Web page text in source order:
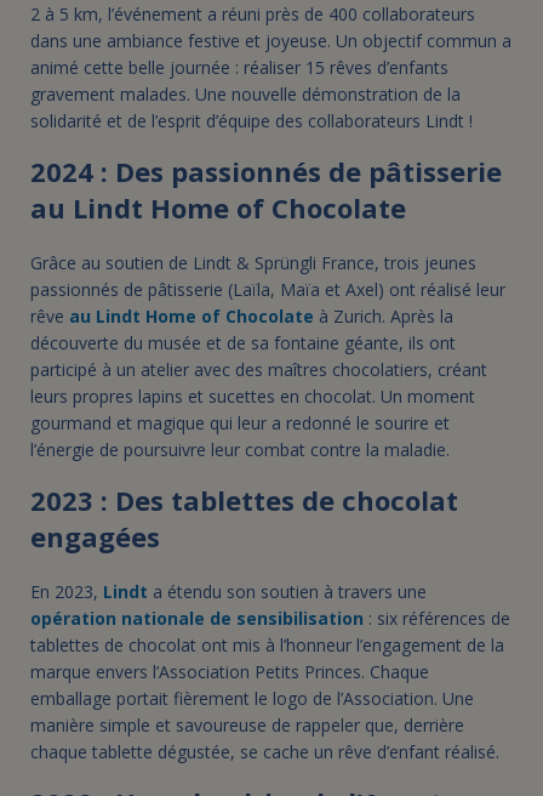
2 à 5 km, l’événement a réuni près de 400 collaborateurs
dans une ambiance festive et joyeuse. Un objectif commun a
animé cette belle journée : réaliser 15 rêves d’enfants
gravement malades. Une nouvelle démonstration de la
solidarité et de l’esprit d’équipe des collaborateurs Lindt !
2024 : Des passionnés de pâtisserie
au Lindt Home of Chocolate
Grâce au soutien de Lindt & Sprüngli France, trois jeunes
passionnés de pâtisserie (Laïla, Maïa et Axel) ont réalisé leur
rêve au Lindt Home of Chocolate à Zurich. Après la
découverte du musée et de sa fontaine géante, ils ont
participé à un atelier avec des maîtres chocolatiers, créant
leurs propres lapins et sucettes en chocolat. Un moment
gourmand et magique qui leur a redonné le sourire et
l’énergie de poursuivre leur combat contre la maladie.
2023 : Des tablettes de chocolat
engagées
En 2023, Lindt a étendu son soutien à travers une
opération nationale de sensibilisation : six références de
tablettes de chocolat ont mis à l’honneur l’engagement de la
marque envers l’Association Petits Princes. Chaque
emballage portait fièrement le logo de l’Association. Une
manière simple et savoureuse de rappeler que, derrière
chaque tablette dégustée, se cache un rêve d’enfant réalisé.